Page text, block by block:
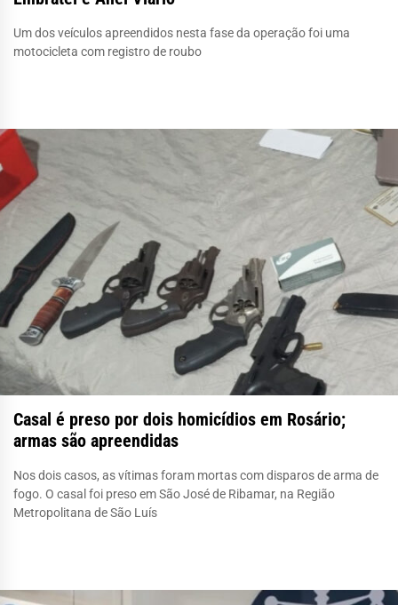
Um dos veículos apreendidos nesta fase da operação foi uma
motocicleta com registro de roubo
Casal é preso por dois homicídios em Rosário;
armas são apreendidas
Nos dois casos, as vítimas foram mortas com disparos de arma de
fogo. O casal foi preso em São José de Ribamar, na Região
Metropolitana de São Luís